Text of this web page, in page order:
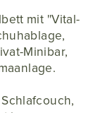
mit ''Vital-
Minibar,